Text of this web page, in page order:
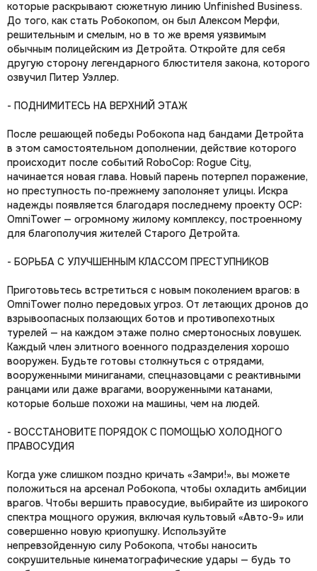
которые раскрывают сюжетную линию Unfinished Business.
До того, как стать Робокопом, он был Алексом Мерфи,
решительным и смелым, но в то же время уязвимым
обычным полицейским из Детройта. Откройте для себя
другую сторону легендарного блюстителя закона, которого
озвучил Питер Уэллер.
- ПОДНИМИТЕСЬ НА ВЕРХНИЙ ЭТАЖ
После решающей победы Робокопа над бандами Детройта
в этом самостоятельном дополнении, действие которого
происходит после событий RoboCop: Rogue City,
начинается новая глава. Новый парень потерпел поражение,
но преступность по-прежнему заполоняет улицы. Искра
надежды появляется благодаря последнему проекту OCP:
OmniTower — огромному жилому комплексу, построенному
для благополучия жителей Старого Детройта.
- БОРЬБА С УЛУЧШЕННЫМ КЛАССОМ ПРЕСТУПНИКОВ
Приготовьтесь встретиться с новым поколением врагов: в
OmniTower полно передовых угроз. От летающих дронов до
взрывоопасных ползающих ботов и противопехотных
турелей — на каждом этаже полно смертоносных ловушек.
Каждый член элитного военного подразделения хорошо
вооружен. Будьте готовы столкнуться с отрядами,
вооруженными миниганами, спецназовцами с реактивными
ранцами или даже врагами, вооруженными катанами,
которые больше похожи на машины, чем на людей.
- ВОССТАНОВИТЕ ПОРЯДОК С ПОМОЩЬЮ ХОЛОДНОГО
ПРАВОСУДИЯ
Когда уже слишком поздно кричать «Замри!», вы можете
положиться на арсенал Робокопа, чтобы охладить амбиции
врагов. Чтобы вершить правосудие, выбирайте из широкого
спектра мощного оружия, включая культовый «Авто-9» или
совершенно новую криопушку. Используйте
непревзойденную силу Робокопа, чтобы наносить
сокрушительные кинематографические удары — будь то